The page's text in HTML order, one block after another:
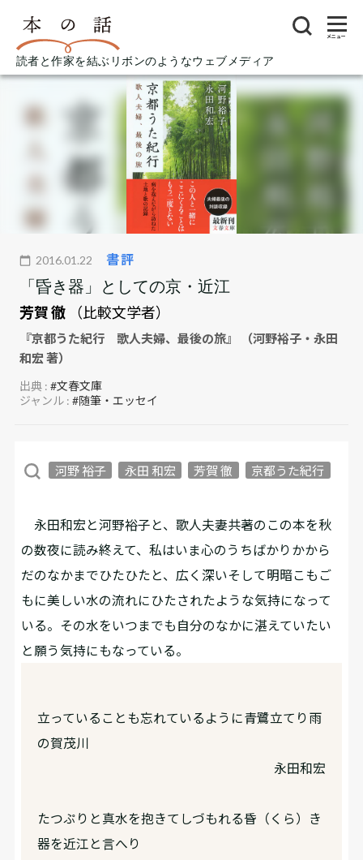
読者と作家を結ぶリボンのようなウェブメディア
メニュー
2016.01.22 書評
「昏き器」としての京・近江
芳賀 徹
（比較文学者）
『京都うた紀行 歌人夫婦、最後の旅』 （河野裕子・永田
和宏 著）
出典 :#文春文庫
ジャンル :#随筆・エッセイ
河野 裕子 永田 和宏 芳賀 徹 京都うた紀行
永田和宏と河野裕子と、歌人夫妻共著のこの本を秋
の数夜に読み終えて、私はいま心のうちばかりかから
だのなかまでひたひたと、広く深いそして明暗こもご
もに美しい水の流れにひたされたような気持になって
いる。その水をいつまでも自分のなかに湛えていたい
と願う気持にもなっている。
立っていることも忘れているように青鷺立てり雨
の賀茂川
永田和宏
たつぷりと真水を抱きてしづもれる昏（くら）き
器を近江と言へり